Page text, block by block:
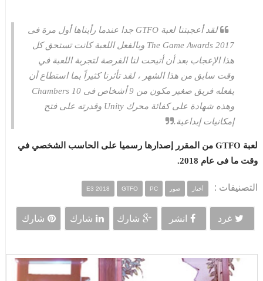
لقد أعجبتنا لعبة GTFO جدا عندما رأيناها أول مرة فى
The Game Awards 2017 وبالفعل اللعبة كانت تستحق كل
هذا الإعجاب بعد أن أتيحت لنا الفرصة لتجربة اللعبة في
وقت سابق من هذا الشهر ، لقد تأثرنا كثيراً بما استطاع أن
يفعله فريق صغير مكون من 9 أشخاص فى 10 Chambers
وهذه شهادة على كفائة محرك Unity وقدرته على فتح
إمكانيات إبداعية.
لعبة GTFO من المقرر إصدارها رسميا على الحاسب الشخصي في
وقت ما فى عام 2018.
التصنيفات : أخبار صور E3 2018 GTFO PC
غرد انشر شارك شارك شارك